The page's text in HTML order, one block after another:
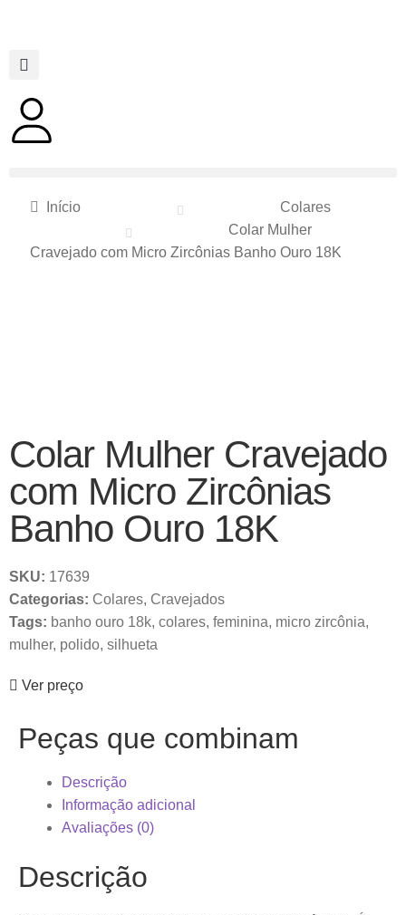
Início
Colares
Colar Mulher
Cravejado com Micro Zircônias Banho Ouro 18K
Colar Mulher Cravejado
com Micro Zircônias
Banho Ouro 18K
SKU: 17639
Categorias: Colares, Cravejados
Tags: banho ouro 18k, colares, feminina, micro zircônia,
mulher, polido, silhueta
Ver preço
Peças que combinam
Descrição
Informação adicional
Avaliações (0)
Descrição